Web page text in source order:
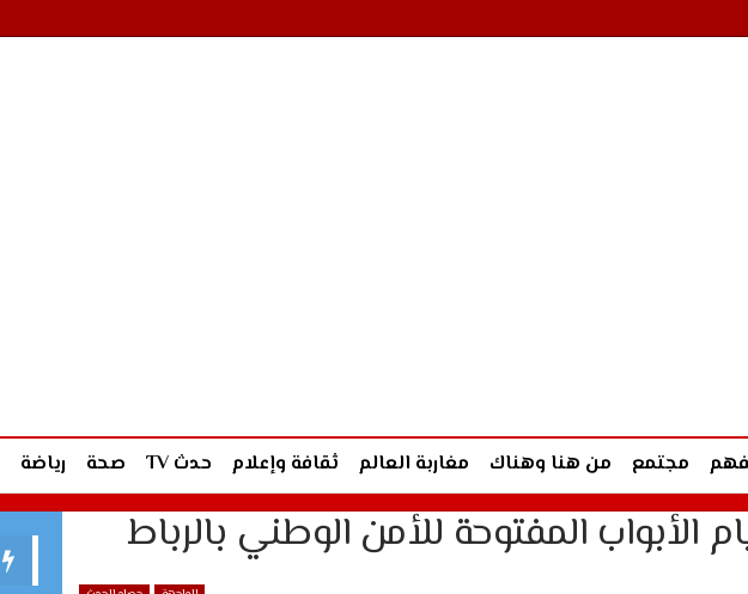
مجتمع من هنا وهناك مغاربة العالم ثقافة وإعلام حدث TV صحة رياضة
الأبواب المفتوحة للأمن الوطني بالرباط